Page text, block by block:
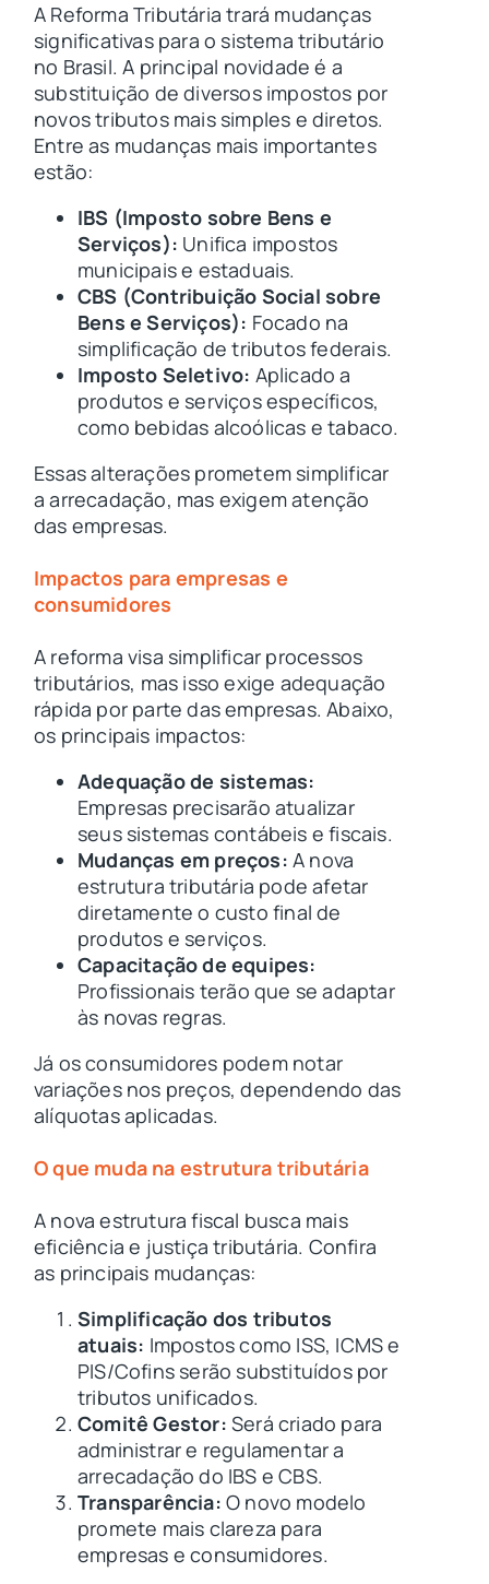
A Reforma Tributária trará mudanças
significativas para o sistema tributário
no Brasil. A principal novidade é a
substituição de diversos impostos por
novos tributos mais simples e diretos.
Entre as mudanças mais importantes
estão:
IBS (Imposto sobre Bens e
Serviços): Unifica impostos
municipais e estaduais.
CBS (Contribuição Social sobre
Bens e Serviços): Focado na
simplificação de tributos federais.
Imposto Seletivo: Aplicado a
produtos e serviços específicos,
como bebidas alcoólicas e tabaco.
Essas alterações prometem simplificar
a arrecadação, mas exigem atenção
das empresas.
Impactos para empresas e
consumidores
A reforma visa simplificar processos
tributários, mas isso exige adequação
rápida por parte das empresas. Abaixo,
os principais impactos:
Adequação de sistemas:
Empresas precisarão atualizar
seus sistemas contábeis e fiscais.
Mudanças em preços: A nova
estrutura tributária pode afetar
diretamente o custo final de
produtos e serviços.
Capacitação de equipes:
Profissionais terão que se adaptar
às novas regras.
Já os consumidores podem notar
variações nos preços, dependendo das
alíquotas aplicadas.
O que muda na estrutura tributária
A nova estrutura fiscal busca mais
eficiência e justiça tributária. Confira
as principais mudanças:
Simplificação dos tributos
atuais: Impostos como ISS, ICMS e
PIS/Cofins serão substituídos por
tributos unificados.
Comitê Gestor: Será criado para
administrar e regulamentar a
arrecadação do IBS e CBS.
Transparência: O novo modelo
promete mais clareza para
empresas e consumidores.